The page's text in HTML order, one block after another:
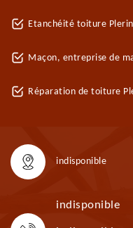
Etanchéité toiture Plerin
Maçon, entreprise de
Réparation de toiture
indisponible
indisponible